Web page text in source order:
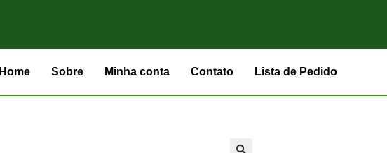
Home Sobre Minha conta Contato Lista de Pedido